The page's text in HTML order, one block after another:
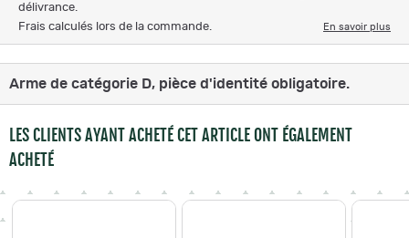
délivrance.
Frais calculés lors de la commande.
En savoir plus
Arme de catégorie D, pièce d'identité obligatoire.
LES CLIENTS AYANT ACHETÉ CET ARTICLE ONT ÉGALEMENT
ACHETÉ